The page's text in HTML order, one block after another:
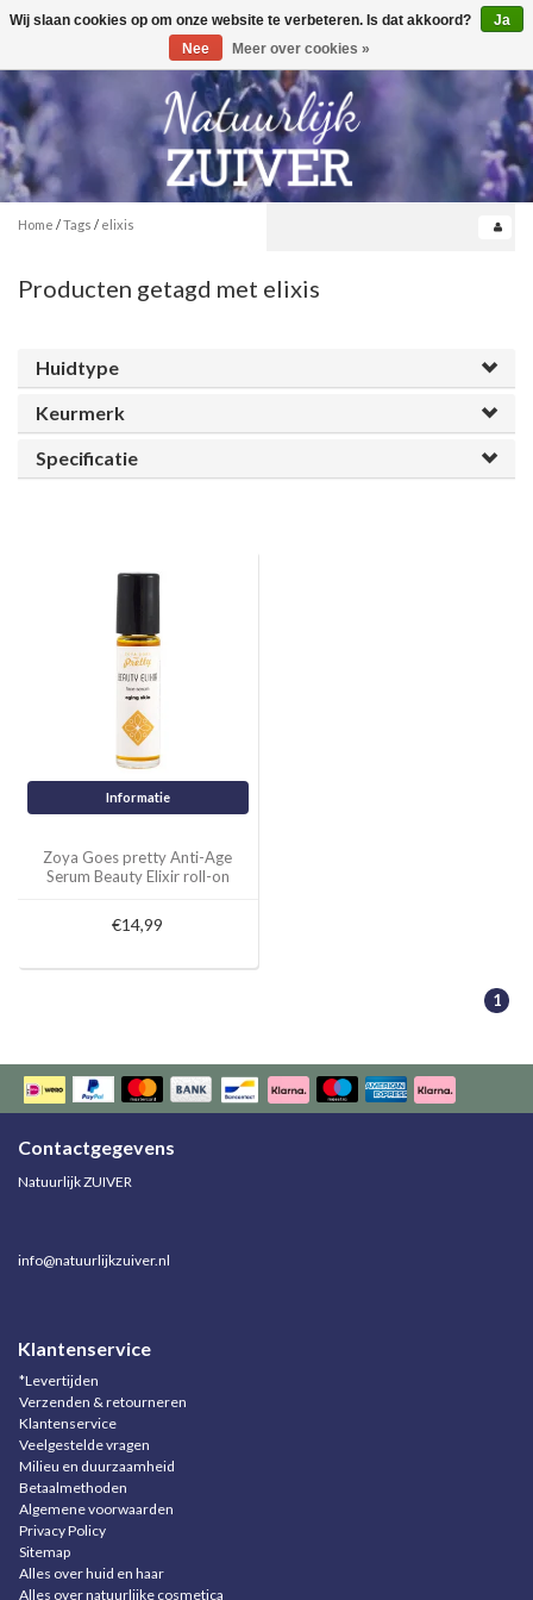
Toggle
0
Home /Tags / elixis
Producten getagd met elixis
Huidtype
Keurmerk
Specificatie
Informatie
Zoya Goes pretty Anti-Age
Serum Beauty Elixir roll-on
€14,99
1
Contactgegevens
Natuurlijk ZUIVER
info@natuurlijkzuiver.nl
Klantenservice
*Levertijden
Verzenden & retourneren
Klantenservice
Veelgestelde vragen
Milieu en duurzaamheid
Betaalmethoden
Algemene voorwaarden
Privacy Policy
Sitemap
Alles over huid en haar
Alles over natuurlijke cosmetica
Wij slaan cookies op om onze website te verbeteren. Is dat akkoord?
Ja
Nee
Meer over cookies »